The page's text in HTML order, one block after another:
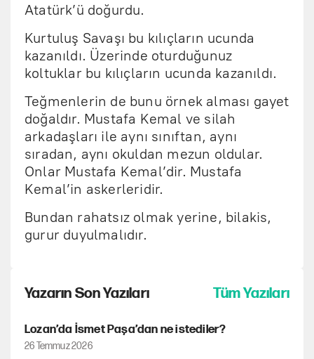
Atatürk’ü doğurdu.
Kurtuluş Savaşı bu kılıçların ucunda
kazanıldı. Üzerinde oturduğunuz
koltuklar bu kılıçların ucunda kazanıldı.
Teğmenlerin de bunu örnek alması gayet
doğaldır. Mustafa Kemal ve silah
arkadaşları ile aynı sınıftan, aynı
sıradan, aynı okuldan mezun oldular.
Onlar Mustafa Kemal’dir. Mustafa
Kemal’in askerleridir.
Bundan rahatsız olmak yerine, bilakis,
gurur duyulmalıdır.
Yazarın Son Yazıları Tüm Yazıları
Lozan’da İsmet Paşa’dan ne istediler?
26 Temmuz 2026